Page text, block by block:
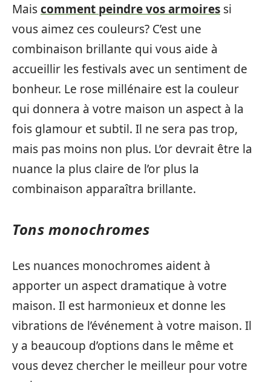
Maiscomment peindre vos armoires si
vous aimez ces couleurs? C’est une
combinaison brillante qui vous aide à
accueillir les festivals avec un sentiment de
bonheur. Le rose millénaire est la couleur
qui donnera à votre maison un aspect à la
fois glamour et subtil. Il ne sera pas trop,
mais pas moins non plus. L’or devrait être la
nuance la plus claire de l’or plus la
combinaison apparaîtra brillante.
Tons monochromes
Les nuances monochromes aident à
apporter un aspect dramatique à votre
maison. Il est harmonieux et donne les
vibrations de l’événement à votre maison. Il
y a beaucoup d’options dans le même et
vous devez chercher le meilleur pour votre